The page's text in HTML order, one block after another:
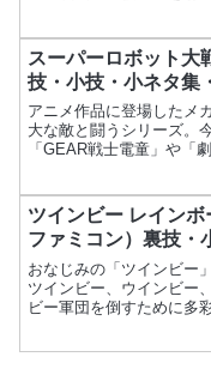
スーパーロボット大
技・小技・小ネタ集
アニメ作品に登場したメ
大な敵と闘うシリーズ。
「GEAR戦士電童」や「
ツインビー レイン
ファミコン）裏技・
おなじみの「ツインビー
ツインビー、ウインビー
ビー軍団を倒すために多